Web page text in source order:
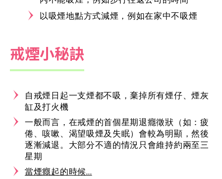
以吸煙地點方式減煙，例如在家中不吸煙
戒煙小秘訣
自戒煙日起一支煙都不吸，棄掉所有煙仔、煙灰
缸及打火機
一般而言，在戒煙的首個星期退癮徵狀（如：疲
倦、咳嗽、渴望吸煙及失眠）會較為明顯，然後
逐漸減退。大部分不適的情況只會維持約兩至三
星期
當煙癮起的時候…